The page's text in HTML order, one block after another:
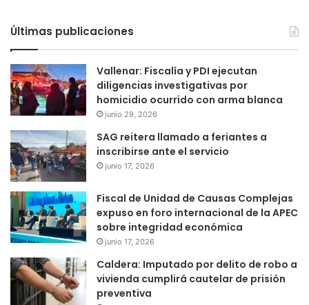
Últimas publicaciones
Vallenar: Fiscalía y PDI ejecutan
diligencias investigativas por
homicidio ocurrido con arma blanca
junio 29, 2026
SAG reitera llamado a feriantes a
inscribirse ante el servicio
junio 17, 2026
Fiscal de Unidad de Causas Complejas
expuso en foro internacional de la APEC
sobre integridad económica
junio 17, 2026
Caldera: Imputado por delito de robo a
vivienda cumplirá cautelar de prisión
preventiva